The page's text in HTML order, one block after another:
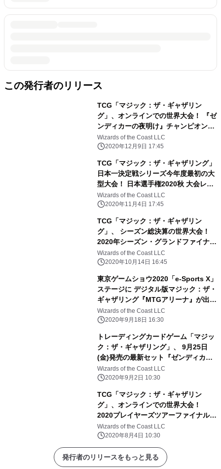
この発行者のリリース
TCG「マジック：ザ・ギャザリン
グ」、オンラインでの世界大会！ 『ゼ
ンディカーの夜明け』チャンピオンシ
ップ 大会レポート
Wizards of the Coast LLC
2020年12月9日 17:45
TCG「マジック：ザ・ギャザリング」
日本一決定戦シリーズ今年度最初の大
型大会！ 日本選手権2020秋 大会レポ
ート
Wizards of the Coast LLC
2020年11月4日 17:45
TCG「マジック：ザ・ギャザリン
グ」、 シーズン総決算の世界大会！
2020年シーズン・グランドファイナル
大会レポート
Wizards of the Coast LLC
2020年10月14日 16:45
東京ゲームショウ2020「e-Sports X」
ステージに デジタル版マジック：ザ・
ギャザリング『MTGアリーナ』が出
展！ にじさんじ所属VTuber・プロ選
手の特別番組や大会決勝など配信
Wizards of the Coast LLC
2020年9月18日 16:30
トレーディングカードゲーム「マジッ
ク：ザ・ギャザリング」、 9月25日
(金)発売の最新セット『ゼンディカー
の夜明け』に 歴代の強力な土地カード
「エクスペディション」を収録！
Wizards of the Coast LLC
2020年9月2日 10:30
TCG「マジック：ザ・ギャザリン
グ」、オンラインでの世界大会！
2020プレイヤーズツアーファイナル
大会レポート
Wizards of the Coast LLC
2020年8月4日 10:30
発行者のリリースをもっと見る